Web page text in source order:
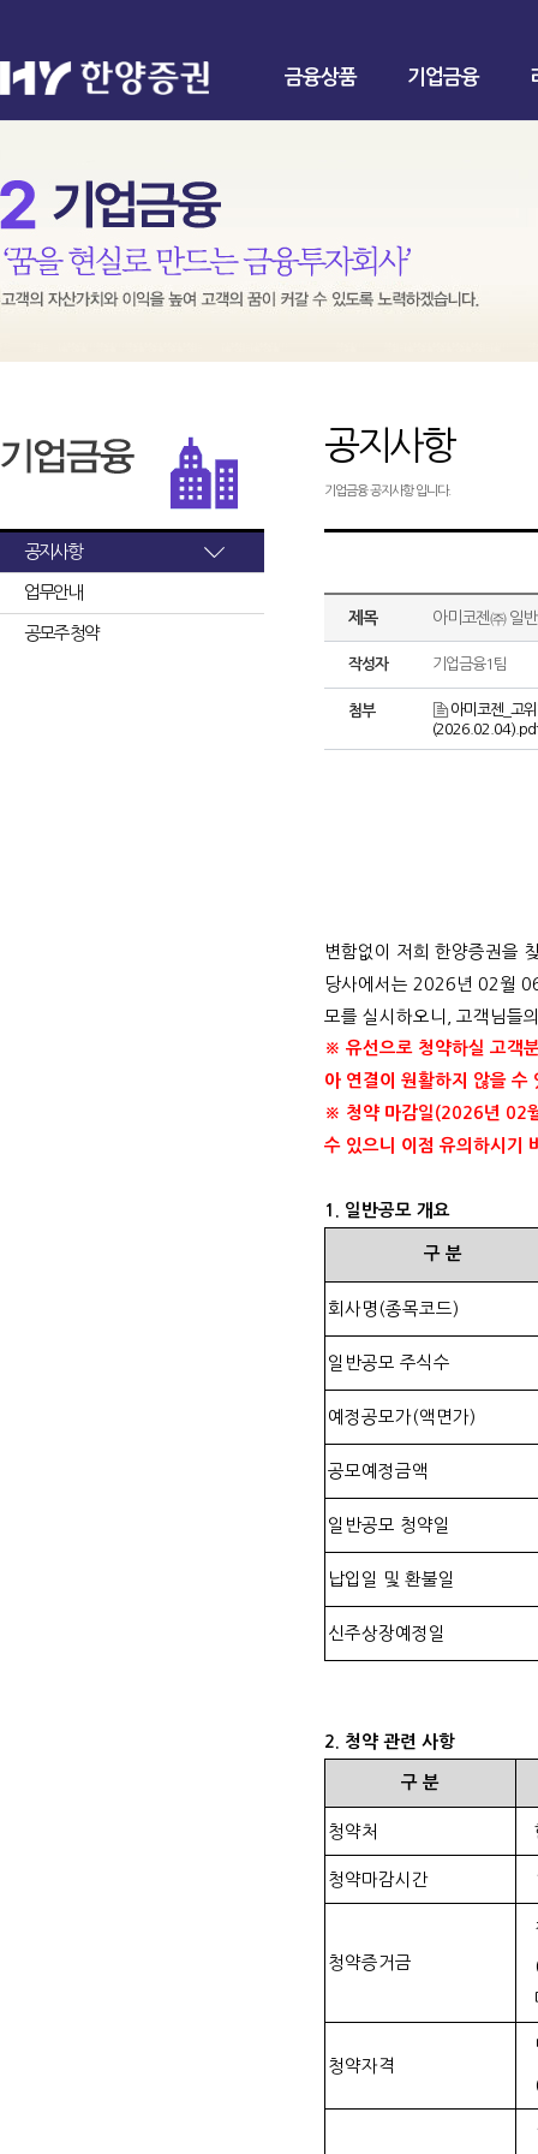
금융상품 기업금융
공지사항
업무안내
공모주 청약
공지사항
기업금융 공지사항 입니다.
제목 아미코젠㈜ 일
작성자 기업금융1팀
첨부
아미코젠_고
변함없이 저희 한양증권을
당사에서는 2026 년 02 월
모를 실시하오니
고객님들
※ 유선으로 청약하실 고객
아 연결이 원활하지 않을 수
※ 청약 마감일 (2026년 02
수 있으니 이점 유의하시기
1. 일반공모 개요
구 분
회사명 (종목코드)
일반공모 주식수
예정공모가(액면가)
공모예정금액
일반공모 청약일
납입일 및 환불일
신주상장예정일
2. 청약 관련 사항
구 분
청약처
청약마감시간
청약증거금
청약자격